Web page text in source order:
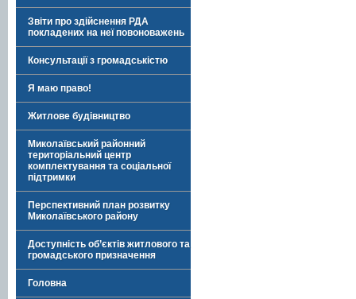
Звіти про здійснення РДА
покладених на неї повоноважень
Консультації з громадськістю
Я маю право!
Житлове будівництво
Миколаївський районний
територіальний центр
комплектування та соціальної
підтримки
Перспективний план розвитку
Миколаївського району
Доступність об’єктів житлового та
громадського призначення
Головна